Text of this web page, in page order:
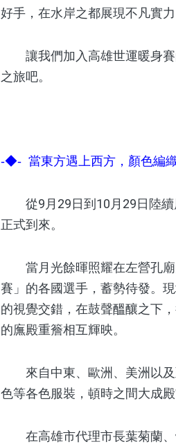
好手，在水岸之都展現不凡實力
讓我們加入高雄世運暖身賽
之旅吧。
-◆- 當東方遇上西方，顏色編
從9月29日到10月29日陸續
正式到來。
當月光餘暉照耀在左營孔廟
賽」的各國選手，蓄勢待發。
的視覺交錯，在鼓聲醞釀之下
的廡殿重簷相互輝映。
來自中東、歐洲、美洲以及
色等各色服裝，頓時之間大成
在高雄市代理市長葉菊蘭、